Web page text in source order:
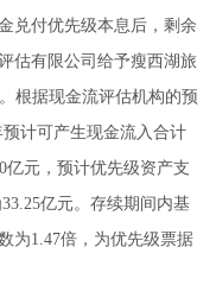
兑付优先级本息后，剩余
估有限公司给予瘦西湖旅
根据现金流评估机构的预
计可产生现金流入合计
亿元，预计优先级资产支
亿元。存续期间内基
为1.47倍，为优先级票据